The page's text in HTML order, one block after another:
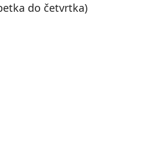
do četvrtka)